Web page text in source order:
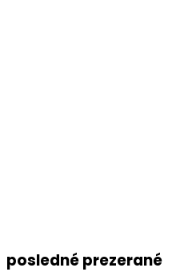
posledné prezerané